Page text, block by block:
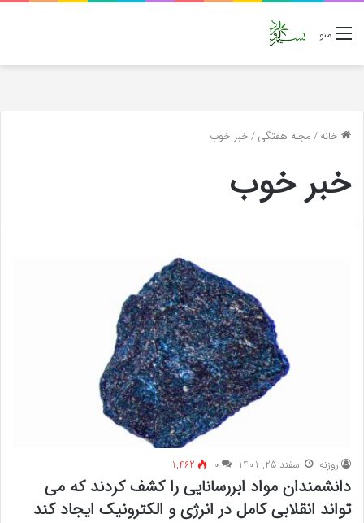
منو
خانه/مجله هفتگی/خبر خوب
خبر خوب
روزنه اسفند 25, 1401 ۰ 1,462
دانشمندان مواد ابررسانایی را کشف کردند که می
تواند انقلابی کامل در انرژی و الکترونیک ایجاد کند